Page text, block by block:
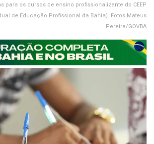
para os cursos de ensino profissionalizante do CEEP
de Educação Profissional da Bahia). Fotos Mateus
Pereira/GOVBA